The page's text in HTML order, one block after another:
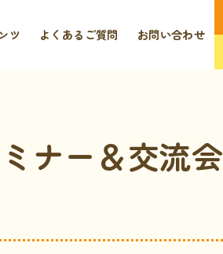
ツ よくあるご質問 お問い合わせ
ナー＆交流会